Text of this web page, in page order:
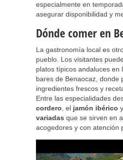
especialmente en
asegurar disponibilidad y
Dónde comer en
La gastronomía local es
pueblo. Los visitantes
platos típicos andaluces en
bares de Benaocaz, donde
ingredientes frescos y
Entre las especialidades
cordero , el jamón ibérico
variadas que se sirven en
acogedores y con atención